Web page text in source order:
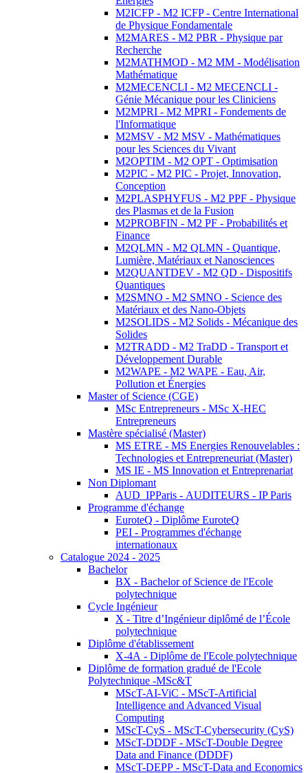
M2ICFP - M2 ICFP - Centre International
de Physique Fondamentale
M2MARES - M2 PBR - Physique par
Recherche
M2MATHMOD - M2 MM - Modélisation
Mathématique
M2MECENCLI - M2 MECENCLI -
Génie Mécanique pour les Cliniciens
M2MPRI - M2 MPRI - Fondements de
l'Informatique
M2MSV - M2 MSV - Mathématiques
pour les Sciences du Vivant
M2OPTIM - M2 OPT - Optimisation
M2PIC - M2 PIC - Projet, Innovation,
Conception
M2PLASPHYFUS - M2 PPF - Physique
des Plasmas et de la Fusion
M2PROBFIN - M2 PF - Probabilités et
Finance
M2QLMN - M2 QLMN - Quantique,
Lumière, Matériaux et Nanosciences
M2QUANTDEV - M2 QD - Dispositifs
Quantiques
M2SMNO - M2 SMNO - Science des
Matériaux et des Nano-Objets
M2SOLIDS - M2 Solids - Mécanique des
Solides
M2TRADD - M2 TraDD - Transport et
Développement Durable
M2WAPE - M2 WAPE - Eau, Air,
Pollution et Énergies
Master of Science (CGE)
MSc Entrepreneurs - MSc X-HEC
Entrepreneurs
Mastère spécialisé (Master)
MS ETRE - MS Energies Renouvelables :
Technologies et Entrepreneuriat (Master)
MS IE - MS Innovation et Entreprenariat
Non Diplomant
AUD_IPParis - AUDITEURS - IP Paris
Programme d'échange
EuroteQ - Diplôme EuroteQ
PEI - Programmes d'échange
internationaux
Catalogue 2024 - 2025
Bachelor
BX - Bachelor of Science de l'Ecole
polytechnique
Cycle Ingénieur
X - Titre d’Ingénieur diplômé de l’École
polytechnique
Diplôme d'établissement
X-4A - Diplôme de l'Ecole polytechnique
Diplôme de formation gradué de l'Ecole
Polytechnique -MSc&T
MScT-AI-ViC - MScT-Artificial
Intelligence and Advanced Visual
Computing
MScT-CyS - MScT-Cybersecurity (CyS)
MScT-DDDF - MScT-Double Degree
Data and Finance (DDDF)
MScT-DEPP - MScT-Data and Economics